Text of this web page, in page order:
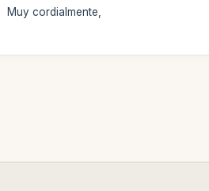
Muy cordialmente,